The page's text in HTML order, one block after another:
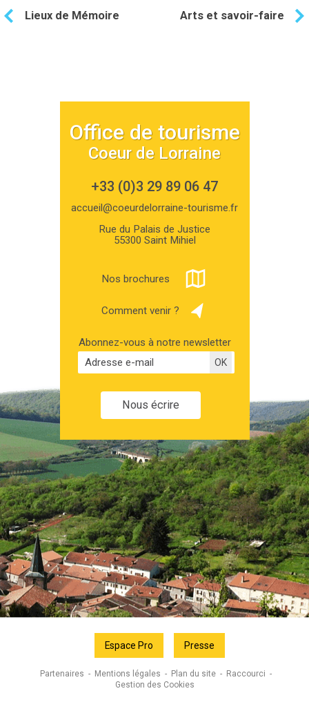
Lieux de Mémoire Arts et savoir-faire
Office de tourisme
Coeur de Lorraine
+33 (0)3 29 89 06 47
accueil@coeurdelorraine-tourisme.fr
Rue du Palais de Justice
55300 Saint Mihiel
Nos brochures
Comment venir ?
Abonnez-vous à notre newsletter
Nous écrire
Espace Pro Presse
Partenaires Mentions légales Plan du site
Raccourci
Gestion des Cookies